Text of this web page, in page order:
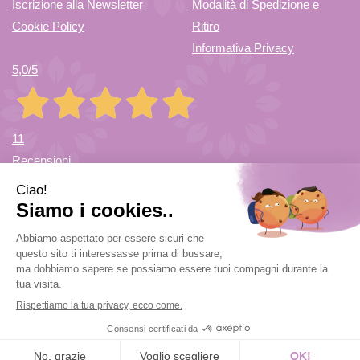
CARRELLO
Iscrizione alla Newsletter
Cookie Policy
Modalità di Spedizione e
Ritiro
Informativa Privacy
5,0/5
11
Recensioni
Farmacia di Cuvio Sas- via Vittorio Veneto 12/a 21030 Cuvio
(VA)
info@farmaciadicuvio.it (per info ordini) -
farmaciadicuvio@gmail.com (per info farmacia)
0332.624208| P.Iva: 03656220120 | Numero R.E.A.: VA369153
Powered by Prenofa Web Design Fulcri srl